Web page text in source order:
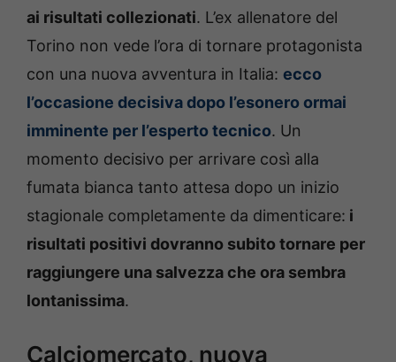
ai risultati collezionati. L’ex allenatore del
Torino non vede l’ora di tornare protagonista
con una nuova avventura in Italia: ecco
l’occasione decisiva dopo l’esonero ormai
imminente per l’esperto tecnico. Un
momento decisivo per arrivare così alla
fumata bianca tanto attesa dopo un inizio
stagionale completamente da dimenticare: i
risultati positivi dovranno subito tornare per
raggiungere una salvezza che ora sembra
lontanissima.
Calciomercato, nuova